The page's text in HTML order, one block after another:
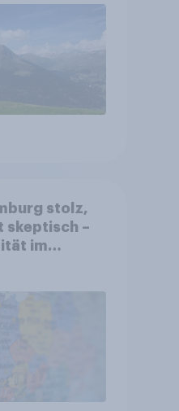
stolz,
skeptisch –
im